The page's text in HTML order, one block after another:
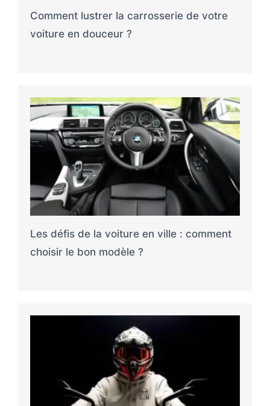
Comment lustrer la carrosserie de votre
voiture en douceur ?
Les défis de la voiture en ville : comment
choisir le bon modèle ?